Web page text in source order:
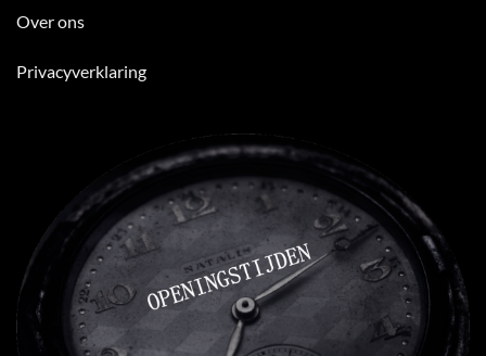
Over ons
Privacyverklaring